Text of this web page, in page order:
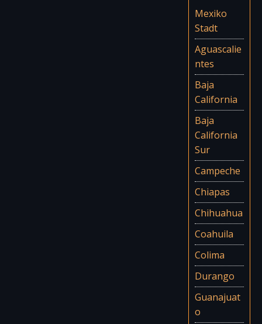
Mexiko
Stadt
Aguascalie
ntes
Baja
California
Baja
California
Sur
Campeche
Chiapas
Chihuahua
Coahuila
Colima
Durango
Guanajuat
o